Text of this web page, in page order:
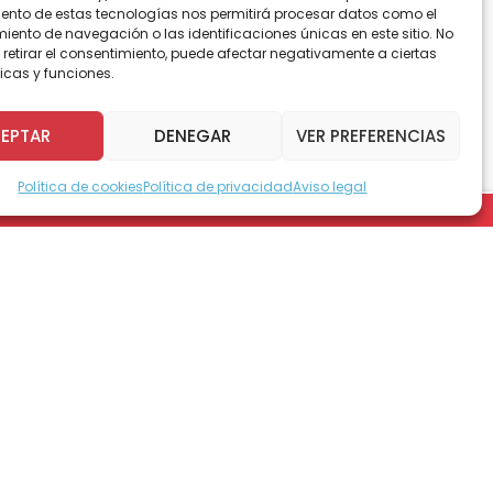
de estas tecnologías nos permitirá procesar datos como el
de navegación o las identificaciones únicas en este sitio. No
el consentimiento, puede afectar negativamente a ciertas
y funciones.
DENEGAR VER PREFERENCIAS
Política de cookiesPolítica de privacidadAviso legal
en Gestión de Proyectos Deportivos;
Cancino, serán los encargados de
La nómina la completan la
la Unidad de Deportes y Ejercicio
Lima 2015, serán Brasil, Canadá,